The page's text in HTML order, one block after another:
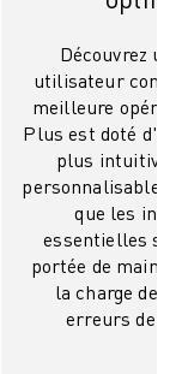
Découvrez
utilisateur
meilleure
Plus est doté
plus intuitive
que les
essentielles
portée de main,
la charge de
erreurs de